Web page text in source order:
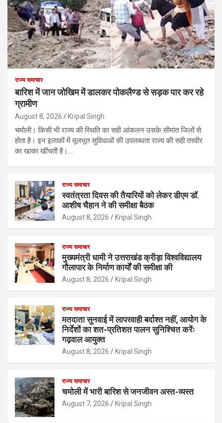
राज्य समाचार
बारिश में जान जोखिम में डालकर पोकलैण्ड से सड़क पार कर रहे
ग्रामीण
August 8, 2026 Kripal Singh
चमोली। किसी भी राज्य की स्थिति का सही आंकलन उसके सीमांत जिलों से
होता है। इन इलाकों में मूलभूत सुविधाओं की उपलब्धता राज्य की सही तस्वीर
का खाका खींचती है।…
राज्य समाचार
स्वतंत्रता दिवस की तैयारियों को लेकर डीएम डॉ.
आशीष चैहान ने की समीक्षा बैठक
August 8, 2026 Kripal Singh
राज्य समाचार
मुख्यमंत्री धामी ने उत्तराखंड क्रीड़ा विश्वविद्यालय
गौलापार के निर्माण कार्यों की समीक्षा की
August 8, 2026 Kripal Singh
राज्य समाचार
मतदाता सुनवाई में लापरवाही बर्दाश्त नहीं, आयोग के
निर्देशों का शत-प्रतिशत पालन सुनिश्चित करेंः
गढ़वाल आयुक्त
August 8, 2026 Kripal Singh
राज्य समाचार
चमोली में भारी बारिश से जनजीवन अस्त-व्यस्त
August 7, 2026 Kripal Singh